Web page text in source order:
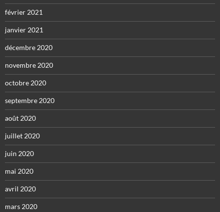
février 2021
janvier 2021
décembre 2020
novembre 2020
octobre 2020
septembre 2020
août 2020
juillet 2020
juin 2020
mai 2020
avril 2020
mars 2020